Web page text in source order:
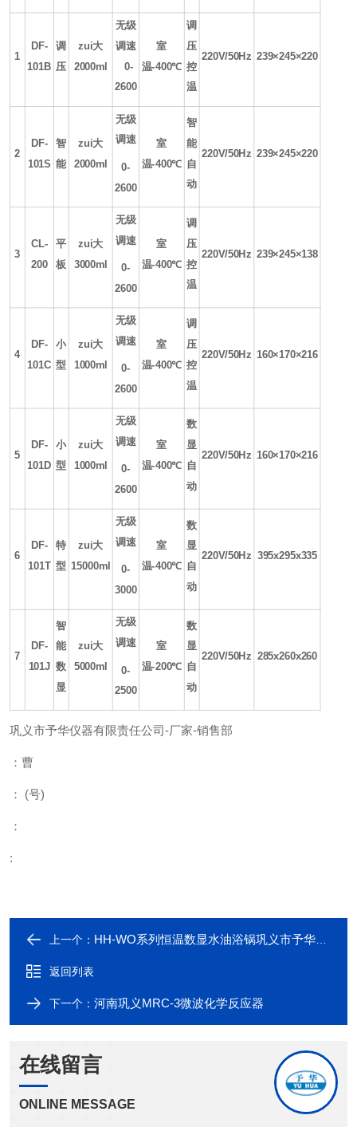
1
DF-
101B
调
压
zui大
2000ml
无级
调速
0-
2600
室
温-400℃
调
压
控
温
220V/50Hz 239×245×220
2
DF-
101S
智
能
zui大
2000ml
无级
调速
0-
2600
室
温-400℃
智
能
自
动
220V/50Hz 239×245×220
3
CL-
200
平
板
zui大
3000ml
无级
调速
0-
2600
室
温-400℃
调
压
控
温
220V/50Hz 239×245×138
4
DF-
101C
小
型
zui大
1000ml
无级
调速
0-
2600
室
温-400℃
调
压
控
温
220V/50Hz 160×170×216
5
DF-
101D
小
型
zui大
1000ml
无级
调速
0-
2600
室
温-400℃
数
显
自
动
220V/50Hz 160×170×216
6
DF-
101T
特
型
zui大
15000ml
无级
调速
0-
3000
室
温-400℃
数
显
自
动
220V/50Hz 395x295x335
7
DF-
101J
智
能
数
显
zui大
5000ml
无级
调速
0-
2500
室
温-200℃
数
显
自
动
220V/50Hz 285x260x260
巩义市予华仪器有限责任公司-厂家-销售部
：曹
： (号)
：
:
上一个： HH-WO系列恒温数显水油浴锅巩义市予华仪器有限责任公司厂家采用不锈钢内胆外壳静电喷塑
返回列表
下一个： 河南巩义MRC-3微波化学反应器
在线留言
ONLINE MESSAGE